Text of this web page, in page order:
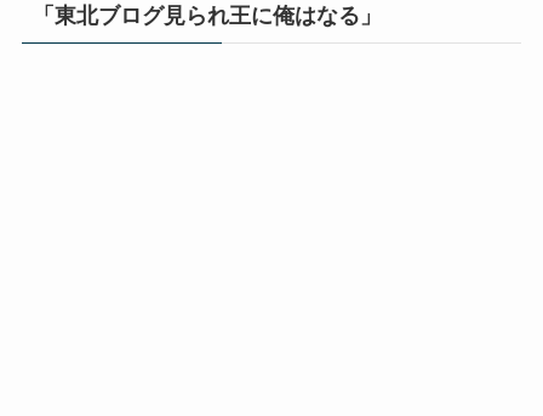
「東北ブログ見られ王に俺はなる」